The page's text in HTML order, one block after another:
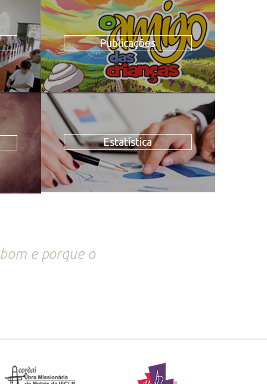
Publicações
Estatística
e porque o